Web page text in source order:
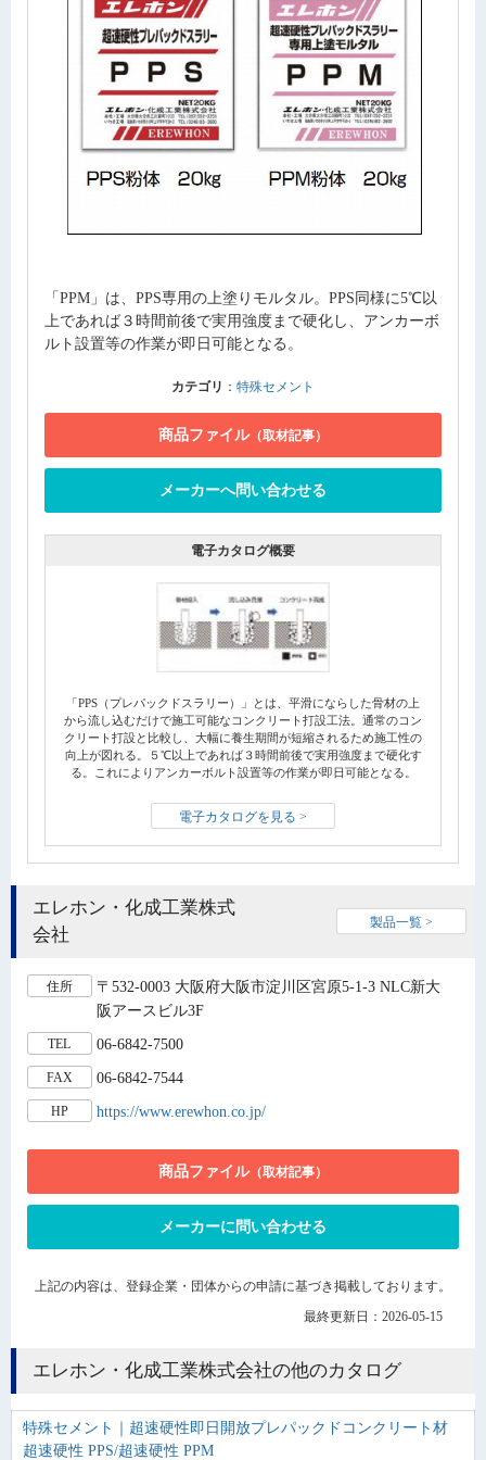
「PPM」は、PPS専用の上塗りモルタル。PPS同様に5℃以
上であれば３時間前後で実用強度まで硬化し、アンカーボ
ルト設置等の作業が即日可能となる。
カテゴリ ： 特殊セメント
商品ファイル（取材記事）
メーカーへ問い合わせる
電子カタログ概要
「PPS（プレパックドスラリー）」とは、平滑にならした骨材の上
から流し込むだけで施工可能なコンクリート打設工法。通常のコン
クリート打設と比較し、大幅に養生期間が短縮されるため施工性の
向上が図れる。５℃以上であれば３時間前後で実用強度まで硬化す
る。これによりアンカーボルト設置等の作業が即日可能となる。
電子カタログを見る >
エレホン・化成工業株式
会社
製品一覧 >
住所
〒532-0003 大阪府大阪市淀川区宮原5-1-3 NLC新大
阪アースビル3F
TEL 06-6842-7500
FAX 06-6842-7544
HP https://www.erewhon.co.jp/
商品ファイル（取材記事）
メーカーに問い合わせる
上記の内容は、登録企業・団体からの申請に基づき掲載しております。
最終更新日：2026-05-15
エレホン・化成工業株式会社の他のカタログ
特殊セメント｜超速硬性即日開放プレパックドコンクリート材
超速硬性 PPS/超速硬性 PPM